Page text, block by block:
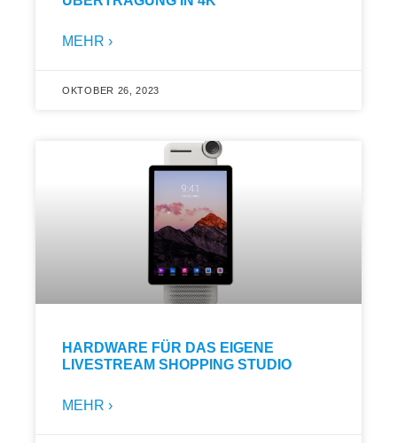
MEHR ›
OKTOBER 26, 2023
HARDWARE FÜR DAS EIGENE
LIVESTREAM SHOPPING STUDIO
MEHR ›